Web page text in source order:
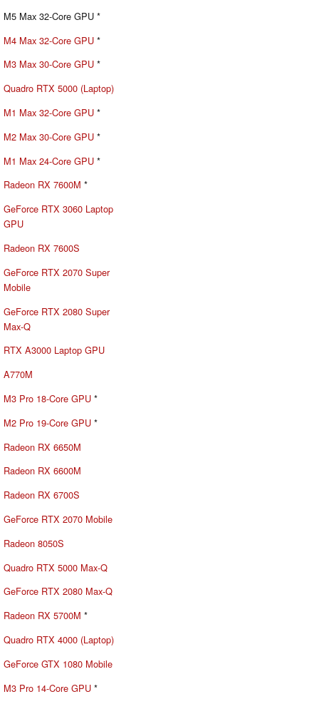
M5 Max 32-Core GPU *
M4 Max 32-Core GPU *
M3 Max 30-Core GPU *
Quadro RTX 5000 (Laptop)
M1 Max 32-Core GPU *
M2 Max 30-Core GPU *
M1 Max 24-Core GPU *
Radeon RX 7600M *
GeForce RTX 3060 Laptop
GPU
Radeon RX 7600S
GeForce RTX 2070 Super
Mobile
GeForce RTX 2080 Super
Max-Q
RTX A3000 Laptop GPU
A770M
M3 Pro 18-Core GPU *
M2 Pro 19-Core GPU *
Radeon RX 6650M
Radeon RX 6600M
Radeon RX 6700S
GeForce RTX 2070 Mobile
Radeon 8050S
Quadro RTX 5000 Max-Q
GeForce RTX 2080 Max-Q
Radeon RX 5700M *
Quadro RTX 4000 (Laptop)
GeForce GTX 1080 Mobile
M3 Pro 14-Core GPU *